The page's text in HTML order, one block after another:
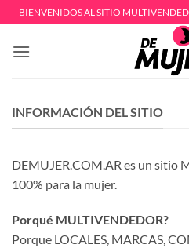
Saltar
al
contenido
BIENVENIDOS AL SITIO
INFORMACIÓN DEL SITIO
DEMUJER.COM.AR es un sitio
100% para la mujer.
Porqué MULTIVENDEDOR?
Porque LOCALES, MARCAS,